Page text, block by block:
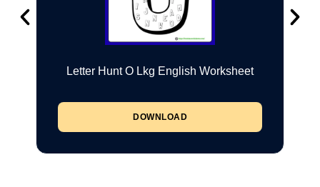
Letter Hunt O Lkg English Worksheet
DOWNLOAD